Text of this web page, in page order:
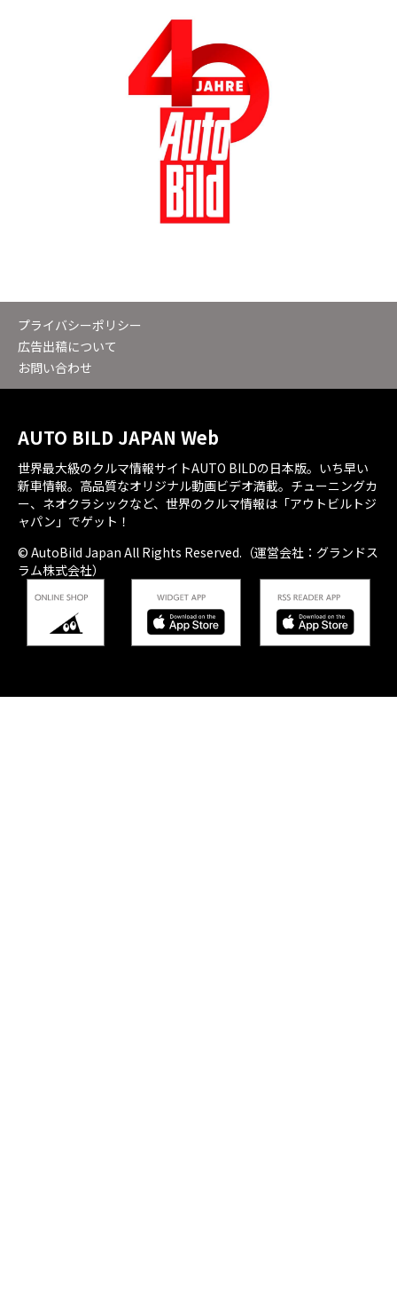
プライバシーポリシー
広告出稿について
お問い合わせ
AUTO BILD JAPAN Web
世界最大級のクルマ情報サイトAUTO BILDの日本版。いち早い
新車情報。高品質なオリジナル動画ビデオ満載。チューニングカ
ー、ネオクラシックなど、世界のクルマ情報は「アウトビルトジ
ャパン」でゲット！
© AutoBild Japan All Rights Reserved.（運営会社：グランドス
ラム株式会社）